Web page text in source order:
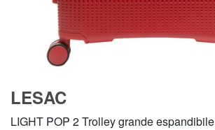
LESAC
LIGHT POP 2 Trolley grande espandibile